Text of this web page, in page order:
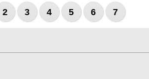
2 3 4 5 6 7